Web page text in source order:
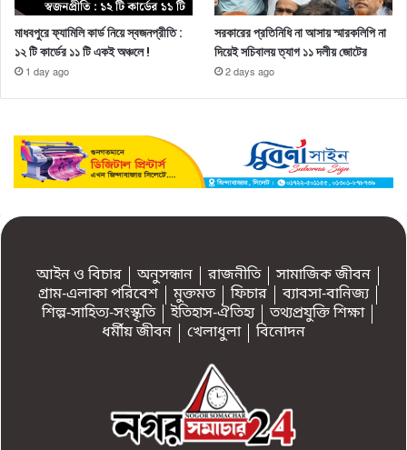
মাধবপুরে ফ্যামিলি কার্ড নিয়ে স্বজনপ্রীতি :
১২ টি কার্ডের ১১ টি একই অঞ্চলে !
1 day ago
সরকারের প্রতিনিধি না আসায় স্মারকলিপি না
দিয়েই সচিবালয় ত্যাগ ১১ দলীয় জোটের
2 days ago
আইন ও বিচার অনুসন্ধান রাজনীতি
সামাজিক জীবন
গ্রাম-এলাকা পরিবেশ
মুক্তমত ফিচার
ব্যাবসা-বানিজ্য
শিল্প-সাহিত্য-সংস্কৃতি
ইতিহাস-ঐতিহ্য
তথ্যপ্রযুক্তি শিক্ষা
ধর্মীয় জীবন
খেলাধুলা বিনোদন